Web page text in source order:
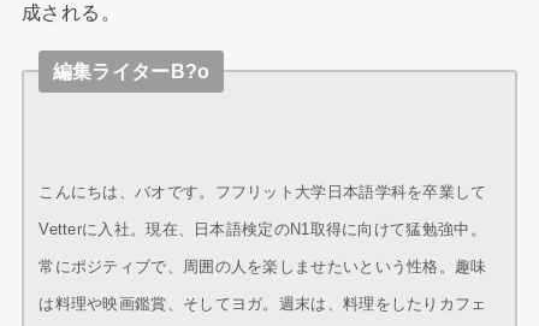
成される。
編集ライターB?o
こんにちは、バオです。フフリット大学日本語学科を卒業して
Vetterに入社。現在、日本語検定のN1取得に向けて猛勉強中。
常にポジティブで、周囲の人を楽しませたいという性格。趣味
は料理や映画鑑賞、そしてヨガ。週末は、料理をしたりカフェ